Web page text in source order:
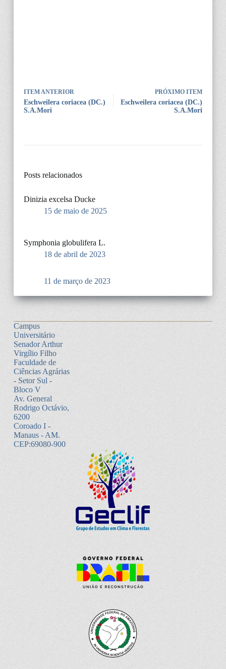
ITEM ANTERIOR
Eschweilera coriacea (DC.)
S.A.Mori
PRÓXIMO ITEM
Eschweilera coriacea (DC.)
S.A.Mori
Posts relacionados
Dinizia excelsa Ducke
15 de maio de 2025
Symphonia globulifera L.
18 de abril de 2023
11 de março de 2023
Campus
Universitário
Senador Arthur
Virgílio Filho
Faculdade de
Ciências Agrárias
- Setor Sul -
Bloco V
Av. General
Rodrigo Octávio,
6200
Coroado I -
Manaus - AM.
CEP:69080-900